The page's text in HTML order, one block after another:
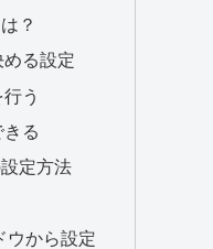
？
る設定
う
る
定方法
ウから設定